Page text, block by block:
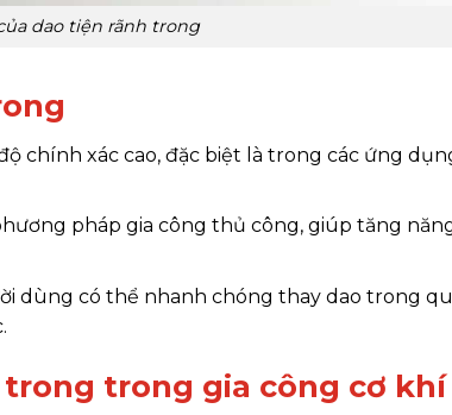
dao tiện rãnh trong
chính xác cao, đặc biệt là trong các ứng
pháp gia công thủ công, giúp tăng
dùng có thể nhanh chóng thay dao trong
trong gia công cơ khí